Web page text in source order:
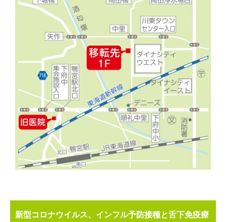
新型コロナウイルス、インフル予防接種と舌下免疫療